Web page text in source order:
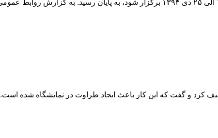
کرد و گفت که این کار باعث ایجاد طراوت در نمایشگاه شده